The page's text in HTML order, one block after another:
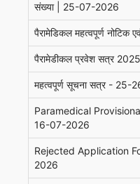
संख्या | 25-07-2026
पैरामेडिकल महत्वपूर्ण नोटिक
पैरामेडीकल प्रवेश सत्र
महत्वपूर्ण सूचना सत्र -
Paramedical
16-07-2026
Rejected Application
2026